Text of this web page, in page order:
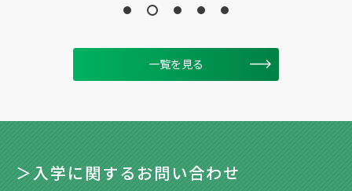
一覧を見る
＞入学に関するお問い合わせ